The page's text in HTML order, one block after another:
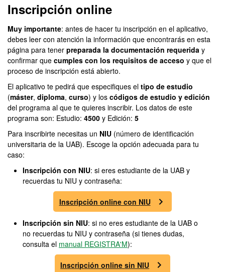
Inscripción online
Muy importante: antes de hacer tu inscripción en el aplicativo,
debes leer con atención la información que encontrarás en esta
página para tener preparada la documentación requerida y
confirmar que cumples con los requisitos de acceso y que el
proceso de inscripción está abierto.
El aplicativo te pedirá que especifiques el tipo de estudio
(máster, diploma, curso) y los códigos de estudio y edición
del programa al que te quieres inscribir. Los datos de este
programa son: Estudio: 4500 y Edición: 5
Para inscribirte necesitas un NIU (número de identificación
universitaria de la UAB). Escoge la opción adecuada para tu
caso:
Inscripción con NIU: si eres estudiante de la UAB y
recuerdas tu NIU y contraseña:
Inscripción online con NIU
Inscripción sin NIU: si no eres estudiante de la UAB o
no recuerdas tu NIU y contraseña (si tienes dudas,
consulta el manual REGISTRA'M):
Inscripción online sin NIU